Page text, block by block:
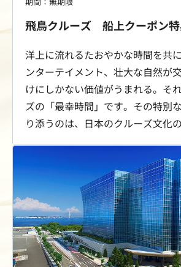
飛鳥クルーズ 船上クーポン
洋上に流れるたおやかな時間を共
ンターテイメント、壮大な自然が
けにしかない価値がうまれる。そ
ズの「最幸時間」です。その特別
り添うのは、日本のクルーズ文化
の心。さぁ、海の彼方へ。最幸時
ーズで。